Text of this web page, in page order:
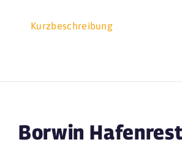
Kurzbeschreibung
Borwin